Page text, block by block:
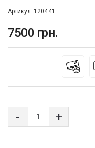
Артикул: 120441
7500 грн.